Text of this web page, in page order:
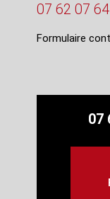
07 62 07
Formulaire
07